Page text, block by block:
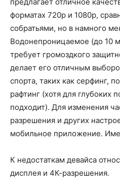
предлагает отличное
форматах 720p и 1080p,
собратьями, но в намного
Водонепроницаемое (до 10
требует громоздкого
делает его отличным
спорта, таких как серфинг,
рафтинг (хотя для глубоких
подходит). Для изменения
разрешения и других
мобильное приложение.
К недостаткам девайса
дисплея и 4К-разрешения.